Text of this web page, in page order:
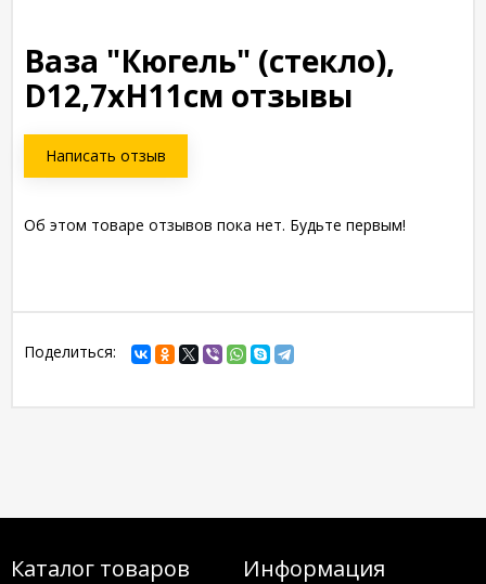
Ваза "Кюгель" (стекло),
D12,7xH11см отзывы
Написать отзыв
Об этом товаре отзывов пока нет. Будьте первым!
Поделиться:
Каталог товаров Информация